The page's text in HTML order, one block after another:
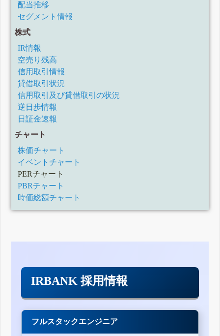
配当推移
セグメント情報
株式
IR情報
空売り残高
信用取引情報
貸借取引状況
信用取引及び貸借取引の状況
逆日歩情報
日証金速報
チャート
株価チャート
イベントチャート
PERチャート
PBRチャート
時価総額チャート
IRBANK 採用情報
フルスタックエンジニア